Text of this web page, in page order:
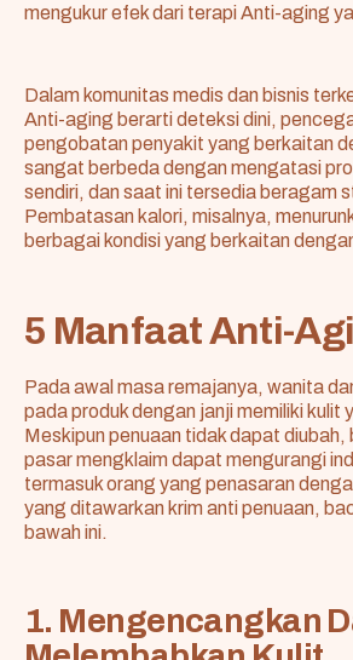
mengukur efek dari terapi Anti-aging
Dalam komunitas medis dan bisnis
Anti-aging berarti deteksi dini,
pengobatan penyakit yang berkaitan
sangat berbeda dengan mengatasi
sendiri, dan saat ini tersedia beragam
Pembatasan kalori, misalnya,
berbagai kondisi yang berkaitan
5 Manfaat Anti-
Pada awal masa remajanya, wanita
pada produk dengan janji memiliki kulit
Meskipun penuaan tidak dapat diubah,
pasar mengklaim dapat mengurangi
termasuk orang yang penasaran
yang ditawarkan krim anti penuaan,
bawah ini.
1. Mengencangkan